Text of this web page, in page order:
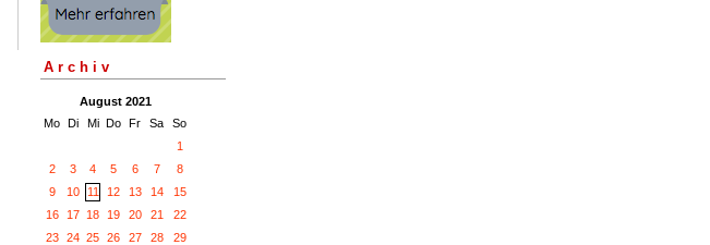
Archiv
August 2021
Mo Di Mi Do Fr Sa
So
1
2
3 4 5 6 7
8
9
10 11 12 13 14
15
16
17 18 19 20 21
22
23
24 25 26 27 28
29